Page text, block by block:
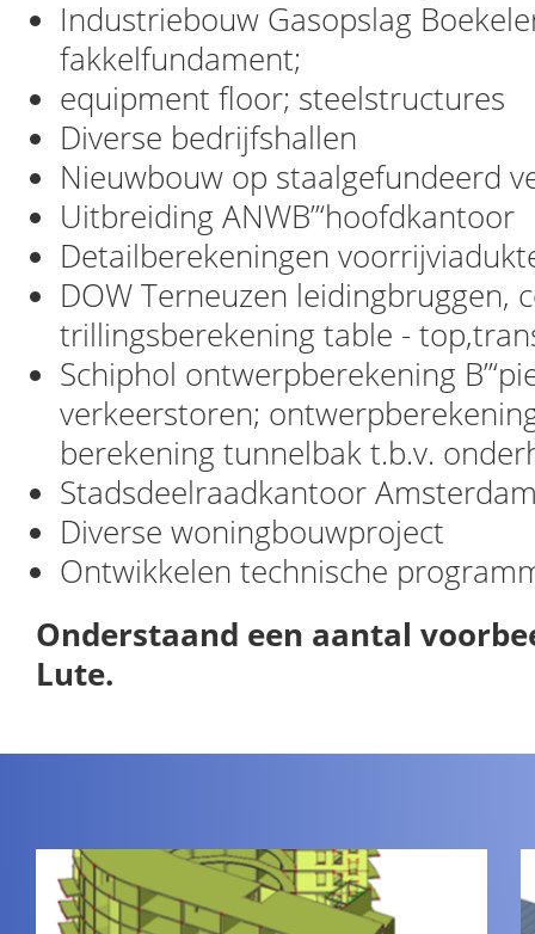
Industriebouw Gasopslag
fakkelfundament;
equipment floor; steelstructures
Diverse bedrijfshallen
Nieuwbouw op staalgefundeerd
Uitbreiding ANWB”‘hoofdkantoor
Detailberekeningen
DOW Terneuzen leidingbruggen,
trillingsberekening table -
Schiphol ontwerpberekening
verkeerstoren;
berekening tunnelbak t.b.v.
Stadsdeelraadkantoor
Diverse woningbouwproject
Ontwikkelen technische
Onderstaand een aantal
Lute.